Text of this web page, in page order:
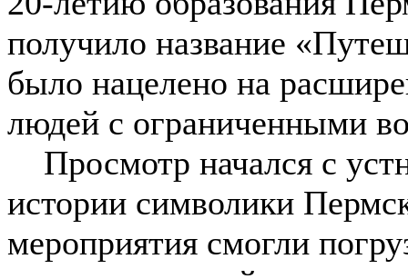
получило название
было нацелено на
людей с ограниченными
Просмотр начался с
истории символики
мероприятия смогли